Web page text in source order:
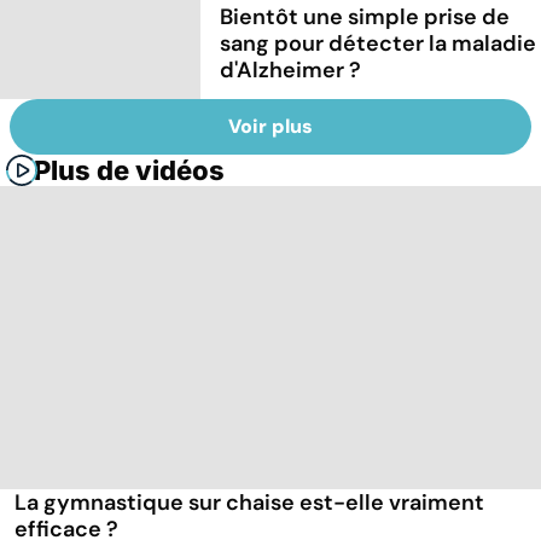
Bientôt une simple prise de
sang pour détecter la maladie
d'Alzheimer ?
Voir plus
Plus de vidéos
La gymnastique sur chaise est-elle vraiment
efficace ?